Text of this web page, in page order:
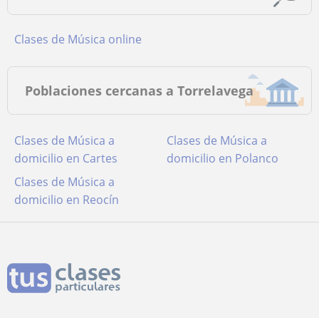
Clases de Música online
Poblaciones cercanas a Torrelavega
Clases de Música a
domicilio en Cartes
Clases de Música a
domicilio en Polanco
Clases de Música a
domicilio en Reocín